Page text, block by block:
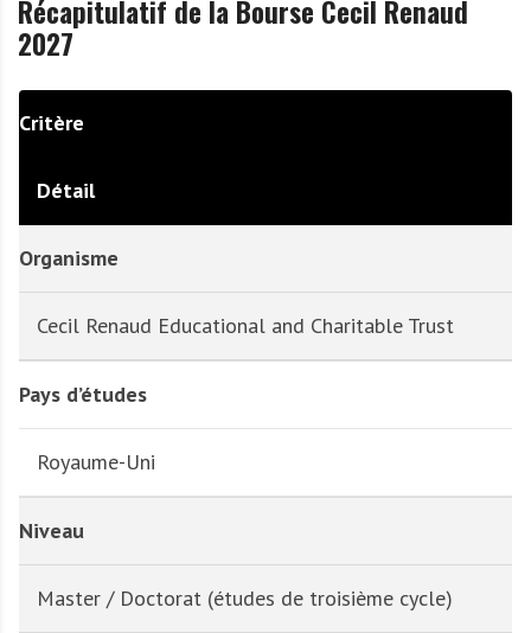
Récapitulatif de la Bourse Cecil Renaud
2027
Critère
Détail
Organisme
Cecil Renaud Educational and Charitable Trust
Pays d’études
Royaume-Uni
Niveau
Master / Doctorat (études de troisième cycle)